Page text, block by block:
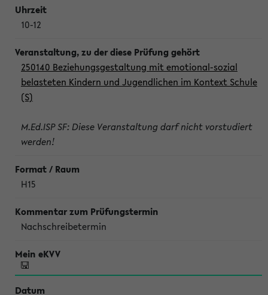
10-12
250140 Beziehungsgestaltung mit emotional-sozial
belasteten Kindern und Jugendlichen im Kontext Schule
(S)
M.Ed.ISP SF: Diese Veranstaltung darf nicht vorstudiert
werden!
H15
Nachschreibetermin